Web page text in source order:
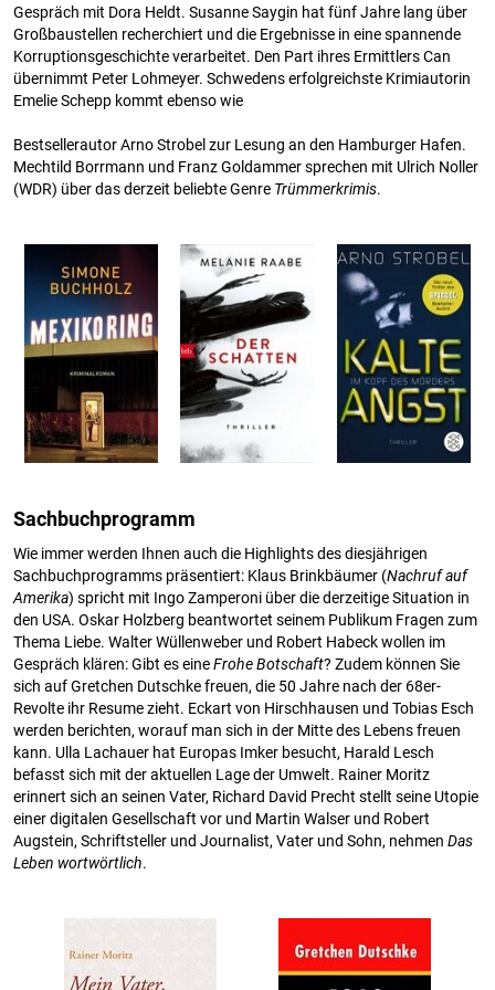
Gespräch mit Dora Heldt. Susanne Saygin hat fünf Jahre lang über
Großbaustellen recherchiert und die Ergebnisse in eine spannende
Korruptionsgeschichte verarbeitet. Den Part ihres Ermittlers Can
übernimmt Peter Lohmeyer. Schwedens erfolgreichste Krimiautorin
Emelie Schepp kommt ebenso wie
Bestsellerautor Arno Strobel zur Lesung an den Hamburger Hafen.
Mechtild Borrmann und Franz Goldammer sprechen mit Ulrich Noller
(WDR) über das derzeit beliebte Genre Trümmerkrimis.
Sachbuchprogramm
Wie immer werden Ihnen auch die Highlights des diesjährigen
Sachbuchprogramms präsentiert: Klaus Brinkbäumer (Nachruf auf
Amerika) spricht mit Ingo Zamperoni über die derzeitige Situation in
den USA. Oskar Holzberg beantwortet seinem Publikum Fragen zum
Thema Liebe. Walter Wüllenweber und Robert Habeck wollen im
Gespräch klären: Gibt es eineFrohe Botschaft? Zudem können Sie
sich auf Gretchen Dutschke freuen, die 50 Jahre nach der 68er-
Revolte ihr Resume zieht. Eckart von Hirschhausen und Tobias Esch
werden berichten, worauf man sich in der Mitte des Lebens freuen
kann. Ulla Lachauer hat Europas Imker besucht, Harald Lesch
befasst sich mit der aktuellen Lage der Umwelt. Rainer Moritz
erinnert sich an seinen Vater, Richard David Precht stellt seine Utopie
einer digitalen Gesellschaft vor und Martin Walser und Robert
Augstein, Schriftsteller und Journalist, Vater und Sohn, nehmen Das
Leben wortwörtlich.